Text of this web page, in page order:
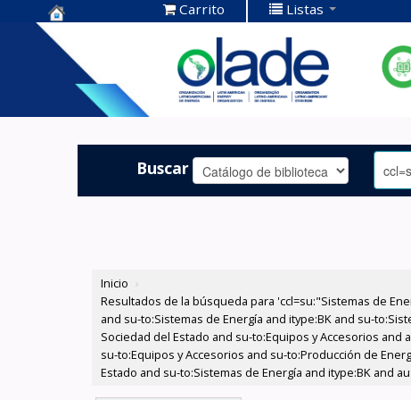
Centro de
Documentación
OLADE -
Carrito Listas
Buscar
Inicio ›
Resultados de la búsqueda para 'ccl=su:"Sistemas de
and su-to:Sistemas de Energía and itype:BK and su-
Sociedad del Estado and su-to:Equipos y Accesorios and
su-to:Equipos y Accesorios and su-to:Producción de
Estado and su-to:Sistemas de Energía and itype:BK and